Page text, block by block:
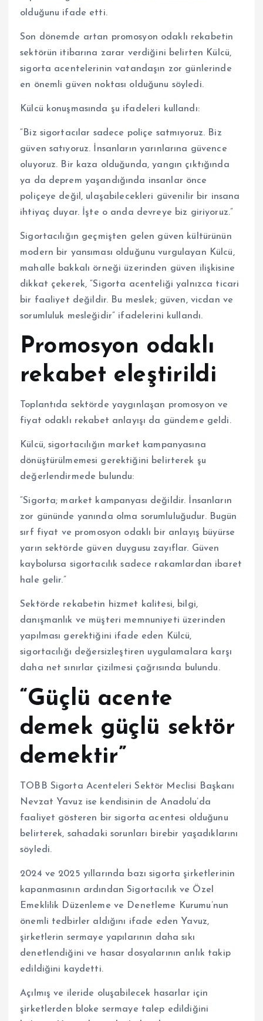
olduğunu ifade etti.
Son dönemde artan promosyon odaklı rekabetin
sektörün itibarına zarar verdiğini belirten Külcü,
sigorta acentelerinin vatandaşın zor günlerinde
en önemli güven noktası olduğunu söyledi.
Külcü konuşmasında şu ifadeleri kullandı:
“Biz sigortacılar sadece poliçe satmıyoruz. Biz
güven satıyoruz. İnsanların yarınlarına güvence
oluyoruz. Bir kaza olduğunda, yangın çıktığında
ya da deprem yaşandığında insanlar önce
poliçeye değil, ulaşabilecekleri güvenilir bir insana
ihtiyaç duyar. İşte o anda devreye biz giriyoruz.”
Sigortacılığın geçmişten gelen güven kültürünün
modern bir yansıması olduğunu vurgulayan Külcü,
mahalle bakkalı örneği üzerinden güven ilişkisine
dikkat çekerek, “Sigorta acenteliği yalnızca ticari
bir faaliyet değildir. Bu meslek; güven, vicdan ve
sorumluluk mesleğidir” ifadelerini kullandı.
Promosyon odaklı
rekabet eleştirildi
Toplantıda sektörde yaygınlaşan promosyon ve
fiyat odaklı rekabet anlayışı da gündeme geldi.
Külcü, sigortacılığın market kampanyasına
dönüştürülmemesi gerektiğini belirterek şu
değerlendirmede bulundu:
“Sigorta; market kampanyası değildir. İnsanların
zor gününde yanında olma sorumluluğudur. Bugün
sırf fiyat ve promosyon odaklı bir anlayış büyürse
yarın sektörde güven duygusu zayıflar. Güven
kaybolursa sigortacılık sadece rakamlardan ibaret
hale gelir.”
Sektörde rekabetin hizmet kalitesi, bilgi,
danışmanlık ve müşteri memnuniyeti üzerinden
yapılması gerektiğini ifade eden Külcü,
sigortacılığı değersizleştiren uygulamalara karşı
daha net sınırlar çizilmesi çağrısında bulundu.
“Güçlü acente
demek güçlü sektör
demektir”
TOBB Sigorta Acenteleri Sektör Meclisi Başkanı
Nevzat Yavuz ise kendisinin de Anadolu’da
faaliyet gösteren bir sigorta acentesi olduğunu
belirterek, sahadaki sorunları birebir yaşadıklarını
söyledi.
2024 ve 2025 yıllarında bazı sigorta şirketlerinin
kapanmasının ardından Sigortacılık ve Özel
Emeklilik Düzenleme ve Denetleme Kurumu’nun
önemli tedbirler aldığını ifade eden Yavuz,
şirketlerin sermaye yapılarının daha sıkı
denetlendiğini ve hasar dosyalarının anlık takip
edildiğini kaydetti.
Açılmış ve ileride oluşabilecek hasarlar için
şirketlerden bloke sermaye talep edildiğini